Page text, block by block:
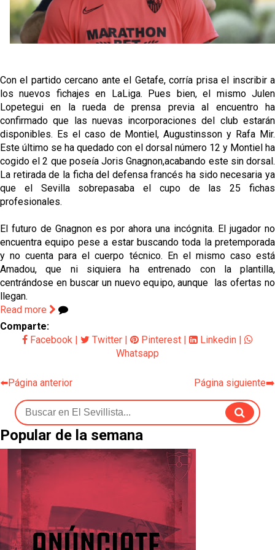
más antes del cierre
Djibril Sow pone rumbo a Italia para firmar su nuevo
contrato con el Genoa
Crónica Pretemporada | Xerez DFC 1-0 Sevilla
Atlético
Crónica Pretemporada I Bayer Leverkusen 2-1
Sevilla FC
El Tribunal Superior de Justicia concede la
cautelar a Isi Palazón
Con el partido cercano ante el Getafe, corría prisa el inscribir a
los nuevos fichajes en LaLiga. Pues bien, el mismo Julen
Lopetegui en la rueda de prensa previa al encuentro ha
confirmado que las nuevas incorporaciones del club estarán
disponibles. Es el caso de Montiel, Augustinsson y Rafa Mir.
Este último se ha quedado con el dorsal número 12 y Montiel ha
cogido el 2 que poseía Joris Gnagnon,acabando este sin dorsal.
La retirada de la ficha del defensa francés ha sido necesaria ya
que el Sevilla sobrepasaba el cupo de las 25 fichas
profesionales.
El futuro de Gnagnon es por ahora una incógnita. El jugador no
encuentra equipo pese a estar buscando toda la pretemporada
y no cuenta para el cuerpo técnico. En el mismo caso está
Amadou, que ni siquiera ha entrenado con la plantilla,
centrándose en buscar un nuevo equipo, aunque las ofertas no
llegan.
Read more
Comparte:
Facebook
Twitter Pinterest Linkedin
Whatsapp
⬅️Página anterior Página siguiente➡️
Popular de la semana